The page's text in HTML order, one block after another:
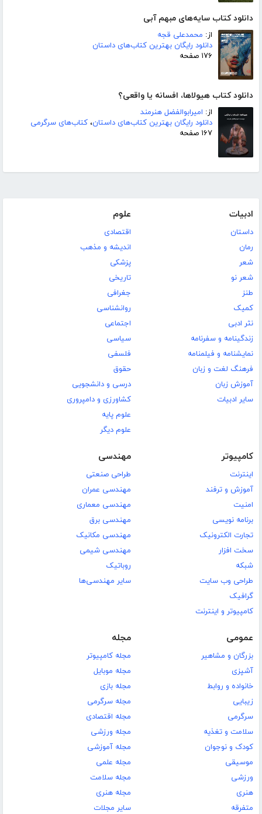
دانلود کتاب سایه‌های مبهم آبی
از: محمدعلی قجه
دانلود رایگان بهترین کتاب‌های داستان
۱۷۶ صفحه
دانلود کتاب هیولاها، افسانه یا واقعی؟
از: امیرابوالفضل هنرمند
دانلود رایگان بهترین کتاب‌های داستان، کتاب‌های سرگرمی
۱۶۷ صفحه
ادبیات
داستان
رمان
شعر
شعر نو
طنز
کمیک
نثر ادبی
زندگینامه و سفرنامه
نمایشنامه و فیلمنامه
فرهنگ لغت و زبان
آموزش زبان
سایر ادبیات
علوم
اقتصادی
اندیشه و مذهب
پزشکی
تاریخی
جغرافی
روانشناسی
اجتماعی
سیاسی
فلسفی
حقوق
درسی و دانشجویی
کشاورزی و دامپروری
علوم پایه
علوم دیگر
کامپیوتر
اینترنت
آموزش و ترفند
امنیت
برنامه نویسی
تجارت الکترونیک
سخت افزار
شبکه
طراحی وب سایت
گرافیک
کامپیوتر و اینترنت
مهندسی
طراحی صنعتی
مهندسی عمران
مهندسی معماری
مهندسی برق
مهندسی مکانیک
مهندسی شیمی
روباتیک
سایر مهندسی‌ها
عمومی
بزرگان و مشاهیر
آشپزی
خانواده و روابط
زیبایی
سرگرمی
سلامت و تغذیه
کودک و نوجوان
موسیقی
ورزشی
هنری
متفرقه
مجله
مجله کامپیوتر
مجله موبایل
مجله بازی
مجله سرگرمی
مجله اقتصادی
مجله ورزشی
مجله آموزشی
مجله علمی
مجله سلامت
مجله هنری
سایر مجلات